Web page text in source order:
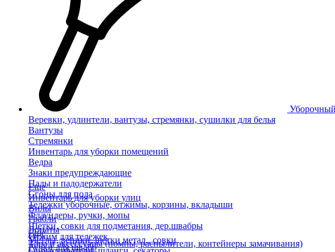
Веревки, удлинтели, вантузы, стремянки, сушилки для белья
Вантузы
Стремянки
Инвентарь для уборки помещений
Ведра
Знаки предупреждающие
Пады и падодержатели
Сгоны для пола
Тележки уборочные, отжимы, корзины, вкладыши
Флаундеры, ручки, мопы
Щетки, совки для подметания, дер.швабры
Отжим для тележек
Ручки для швабр
Еще
Инвентарь для уборки улиц
Вилы
Грабли
Лопаты
Метлы, веники, щетки метал., совки
Еще
Тара и аксессуары (помпы, распылители, контейнеры замачивания)